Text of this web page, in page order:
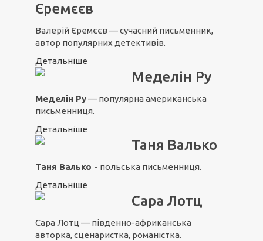
Єремєєв
Валерій Єремєєв — сучасний письменник,
автор популярних детективів.
Детальніше
Меделін Ру
Меделін Ру— популярна американська
письменниця.
Детальніше
Таня Валько
Таня Валько - польська письменниця.
Детальніше
Сара Лотц
Сара Лотц — південно-африканська
авторка, сценаристка, романістка.